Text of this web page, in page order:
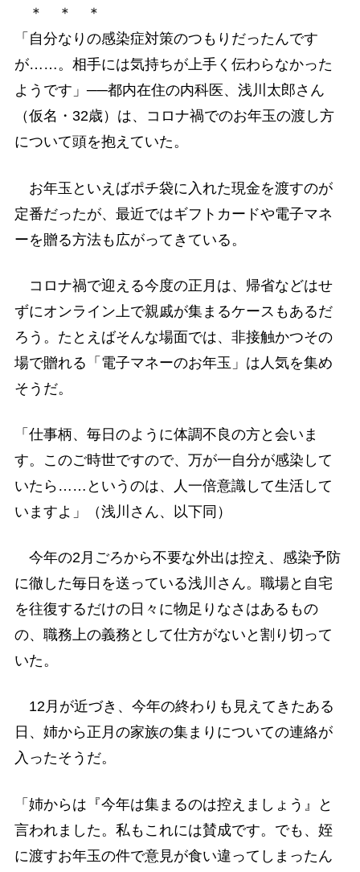
＊ ＊ ＊
「自分なりの感染症対策のつもりだったんです
が……。相手には気持ちが上手く伝わらなかった
ようです」──都内在住の内科医、浅川太郎さん
（仮名・32歳）は、コロナ禍でのお年玉の渡し方
について頭を抱えていた。
お年玉といえばポチ袋に入れた現金を渡すのが
定番だったが、最近ではギフトカードや電子マネ
ーを贈る方法も広がってきている。
コロナ禍で迎える今度の正月は、帰省などはせ
ずにオンライン上で親戚が集まるケースもあるだ
ろう。たとえばそんな場面では、非接触かつその
場で贈れる「電子マネーのお年玉」は人気を集め
そうだ。
「仕事柄、毎日のように体調不良の方と会いま
す。このご時世ですので、万が一自分が感染して
いたら……というのは、人一倍意識して生活して
いますよ」（浅川さん、以下同）
今年の2月ごろから不要な外出は控え、感染予防
に徹した毎日を送っている浅川さん。職場と自宅
を往復するだけの日々に物足りなさはあるもの
の、職務上の義務として仕方がないと割り切って
いた。
12月が近づき、今年の終わりも見えてきたある
日、姉から正月の家族の集まりについての連絡が
入ったそうだ。
「姉からは『今年は集まるのは控えましょう』と
言われました。私もこれには賛成です。でも、姪
に渡すお年玉の件で意見が食い違ってしまったん